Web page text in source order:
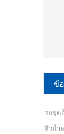
ข้
รถขุด
สิ่วน้ำ